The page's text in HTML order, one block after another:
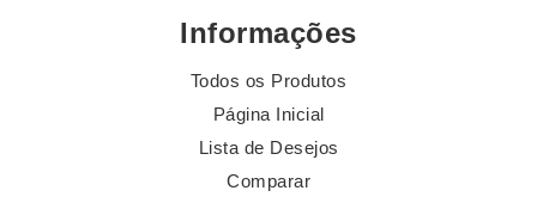
Informações
Todos os Produtos
Página Inicial
Lista de Desejos
Comparar